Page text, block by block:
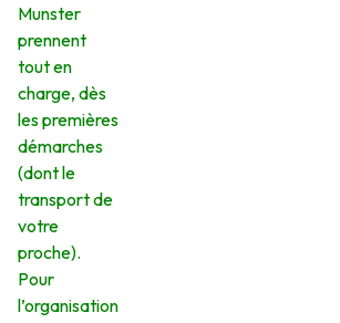
Munster
prennent
tout en
charge, dès
les premières
démarches
(dont le
transport de
votre
proche).
Pour
l’organisation